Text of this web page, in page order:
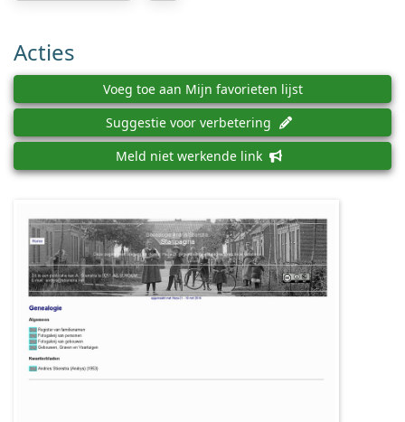
Acties
Voeg toe aan Mijn favorieten lijst
Suggestie voor verbetering
Meld niet werkende link